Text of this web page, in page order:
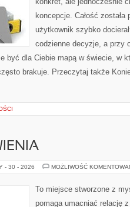
koncepcje. Całość
użytkownik szybko
codzienne decyzje, a przy
być dla Ciebie mapą w świecie, w
brakuje. Przeczytaj także
- 30 - 2026 MOŻLIWOŚĆ
To miejsce stworzone z
pomaga umacniać relację